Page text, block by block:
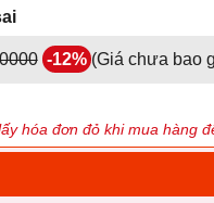
-12% (Giá chưa bao
hóa đơn đỏ khi mua hàng